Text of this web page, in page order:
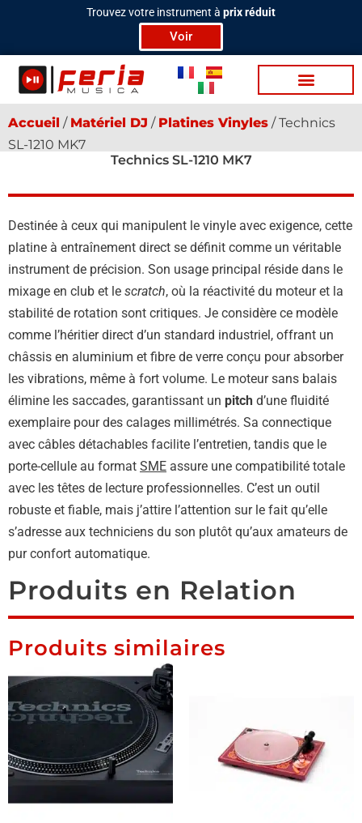
Trouvez votre instrument à prix réduit
Voir
Accueil / Ma­té­riel DJ / Platines Vinyles / Technics
SL-1210 MK7
Technics SL-1210 MK7
Destinée à ceux qui manipulent le vinyle avec exigence, cette
platine à entraînement direct se définit comme un véritable
instrument de précision. Son usage principal réside dans le
mixage en club et le scratch, où la réactivité du moteur et la
stabilité de rotation sont critiques. Je considère ce modèle
comme l’héritier direct d’un standard industriel, offrant un
châssis en aluminium et fibre de verre conçu pour absorber
les vibrations, même à fort volume. Le moteur sans balais
élimine les saccades, garantissant un pitch d’une fluidité
exemplaire pour des calages millimétrés. Sa connectique
avec câbles détachables facilite l’entretien, tandis que le
porte-cellule au format SME assure une compatibilité totale
avec les têtes de lecture professionnelles. C’est un outil
robuste et fiable, mais j’attire l’attention sur le fait qu’elle
s’adresse aux techniciens du son plutôt qu’aux amateurs de
pur confort automatique.
Produits en Relation
Produits similaires